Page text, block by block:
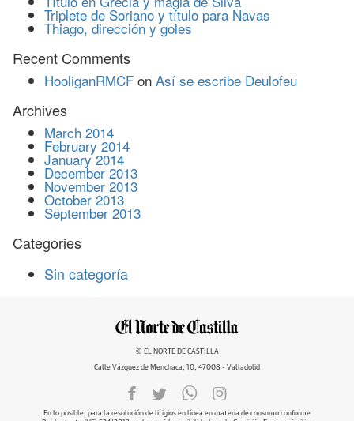
Triplete de Soriano y título para Navas
Thiago, dirección y goles
Recent Comments
HooliganRMCF on Así se escribe Deulofeu
Archives
March 2014
February 2014
January 2014
December 2013
November 2013
October 2013
September 2013
Categories
Sin categoría
© EL NORTE DE CASTILLA
Calle Vázquez de Menchaca, 10, 47008 - Valladolid
En lo posible, para la resolución de litigios en línea en materia de consumo conforme